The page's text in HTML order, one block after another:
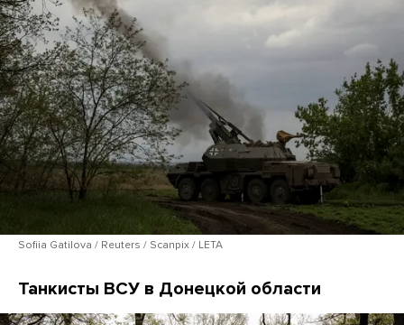
Sofiia Gatilova / Reuters / Scanpix / LETA
Танкисты ВСУ в Донецкой области